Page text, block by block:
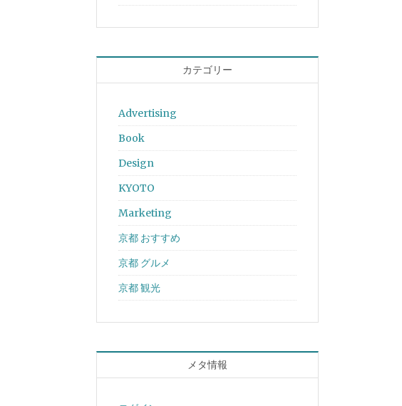
カテゴリー
Advertising
Book
Design
KYOTO
Marketing
京都 おすすめ
京都 グルメ
京都 観光
メタ情報